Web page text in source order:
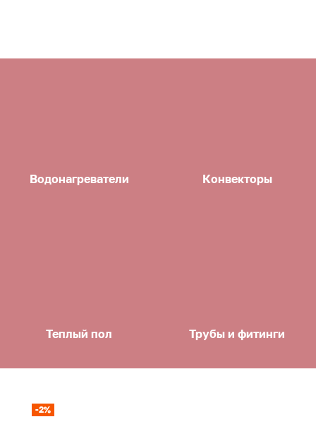
Водонагреватели Конвекторы
Теплый пол Трубы и фитинги
-2%